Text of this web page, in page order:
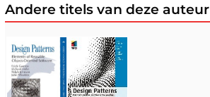
Andere titels van deze auteur